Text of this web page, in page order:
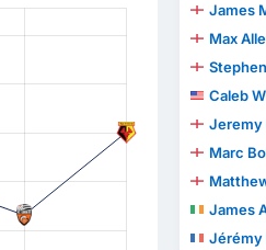
James
Max
Caleb
Jeremy
Marc
James
Jérémy